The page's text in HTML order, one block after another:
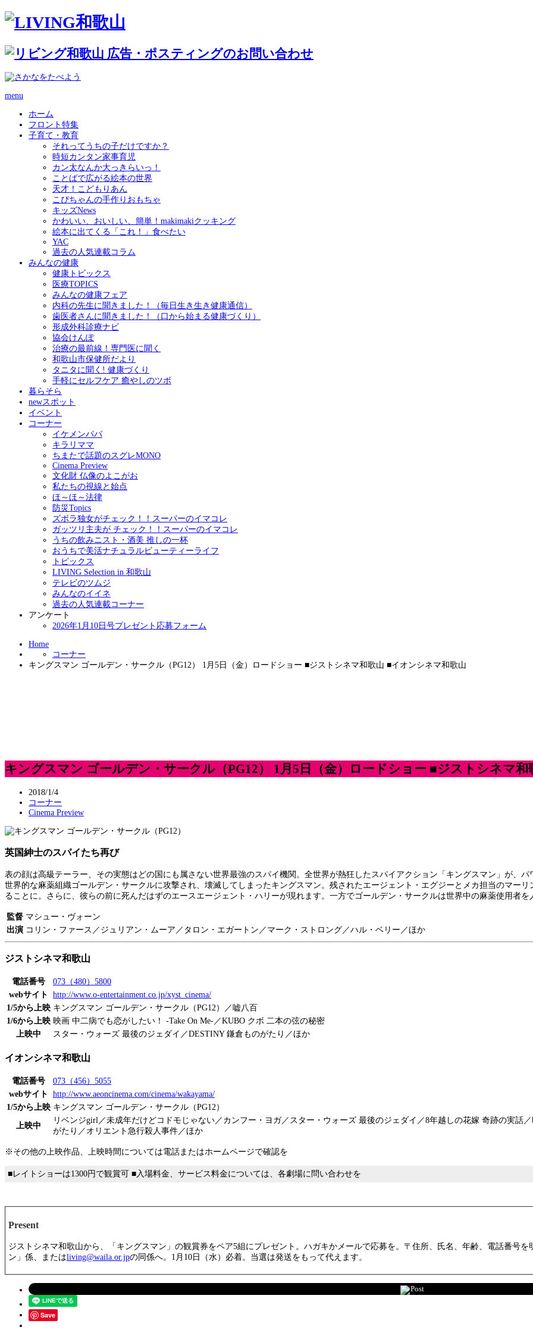
menu
ホーム
フロント特集
子育て・教育
それってうちの子だけですか？
時短カンタン家事育児
カン太なんか大っきらいっ！
ことばで広がる絵本の世界
天才！こどもりあん
こぴちゃんの手作りおもちゃ
キッズNews
かわいい、おいしい、簡単！makimakiクッキング
絵本に出てくる「これ！」食べたい
YAC
過去の人気連載コラム
みんなの健康
健康トピックス
医療TOPICS
みんなの健康フェア
内科の先生に聞きました！（毎日生き生き健康通信）
歯医者さんに聞きました！（口から始まる健康づくり）
形成外科診療ナビ
協会けんぽ
治療の最前線！専門医に聞く
和歌山市保健所だより
タニタに聞く! 健康づくり
手軽にセルフケア 癒やしのツボ
暮らそら
newスポット
イベント
コーナー
イケメンパパ
キラリママ
ちまたで話題のスグレMONO
Cinema Preview
文化財 仏像のよこがお
私たちの視線と始点
ほ～ほ～法律
防災Topics
ズボラ独女がチェック！！スーパーのイマコレ
ガッツリ主夫が チェック！！スーパーのイマコレ
うちの飲みニスト・酒美 推しの一杯
おうちで美活ナチュラルビューティーライフ
トピックス
LIVING Selection in 和歌山
テレビのツムジ
みんなのイイネ
過去の人気連載コーナー
アンケート
2026年1月10日号プレゼント応募フォーム
Home
コーナー
キングスマン ゴールデン・サークル（PG12） 1月5日（金）ロードショー ■ジストシネマ和歌山 ■イオンシネマ和歌山
キングスマン ゴールデン・サークル（PG12） 1月5日（金）ロードショー ■ジストシネマ
2018/1/4
コーナー
Cinema Preview
英国紳士のスパイたち再び
表の顔は高級テーラー、その実態はどの国にも属さない世界最強のスパイ機関。全世界が熱狂したスパイアクション「キングスマン」が、パ
世界的な麻薬組織ゴールデン・サークルに攻撃され、壊滅してしまったキングスマン。残されたエージェント・エグジーとメカ担当のマー
ることに。さらに、彼らの前に死んだはずのエースエージェント・ハリーが現れます。一方でゴールデン・サークルは世界中の麻薬使用者
監督 マシュー・ヴォーン
出演 コリン・ファース／ジュリアン・ムーア／タロン・エガートン／マーク・ストロング／ハル・ベリー／ほか
ジストシネマ和歌山
電話番号
073（480）5800
webサイト
http://www.o-entertainment.co.jp/xyst_cinema/
1/5から上映 キングスマン ゴールデン・サークル（PG12）／嘘八百
1/6から上映 映画 中二病でも恋がしたい！ -Take On Me-／KUBO クボ 二本の弦の秘密
上映中
スター・ウォーズ 最後のジェダイ／DESTINY 鎌倉ものがたり／ほか
イオンシネマ和歌山
電話番号
073（456）5055
webサイト
http://www.aeoncinema.com/cinema/wakayama/
1/5から上映 キングスマン ゴールデン・サークル（PG12）
上映中
リベンジgirl／未成年だけどコドモじゃない／カンフー・ヨガ／スター・ウォーズ 最後のジェダイ／8年越しの花嫁 奇跡の実話
がたり／オリエント急行殺人事件／ほか
※その他の上映作品、上映時間については電話またはホームページで確認を
■レイトショーは1300円で観賞可 ■入場料金、サービス料金については、各劇場に問い合わせを
Present
ジストシネマ和歌山から、「キングスマン」の観賞券をペア5組にプレゼント。ハガキかメールで応募を。〒住所、氏名、年齢、電話番号
ン」係、またはliving@waila.or.jpの同係へ。1月10日（水）必着。当選は発送をもって代えます。
Post
Save